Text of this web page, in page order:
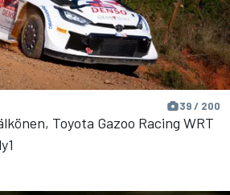
39 / 200
Toyota Gazoo Racing WRT